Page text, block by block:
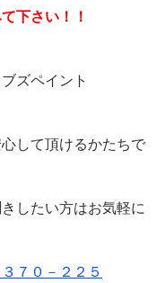
下さい！！
ズペイント
して頂けるかたちで
したい方はお気軽に
７０－２２５